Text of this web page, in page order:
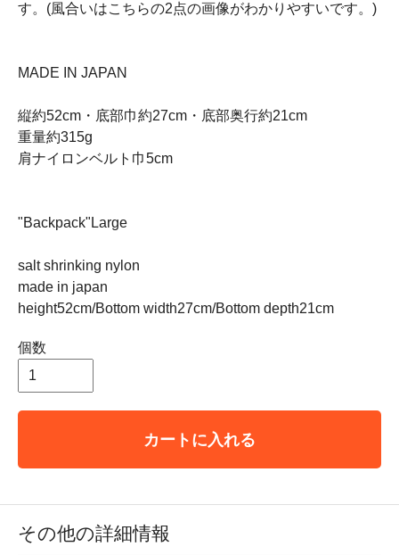
す。(風合いはこちらの2点の画像がわかりやすいです。)
MADE IN JAPAN
縦約52cm・底部巾約27cm・底部奥行約21cm
重量約315g
肩ナイロンベルト巾5cm
"Backpack"Large
salt shrinking nylon
made in japan
height52cm/Bottom width27cm/Bottom depth21cm
個数
カートに入れる
その他の詳細情報